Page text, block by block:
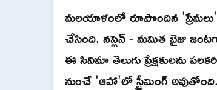
మలయాళంలో రూపొందిన 'ప్రేమలు'
చేసింది. నస్లెన్ - మమిత బైజు
ఈ సినిమా తెలుగు ప్రేక్షకులను
నుంచే 'ఆహా'లో స్ట్రీమింగ్ అవుతోంది.